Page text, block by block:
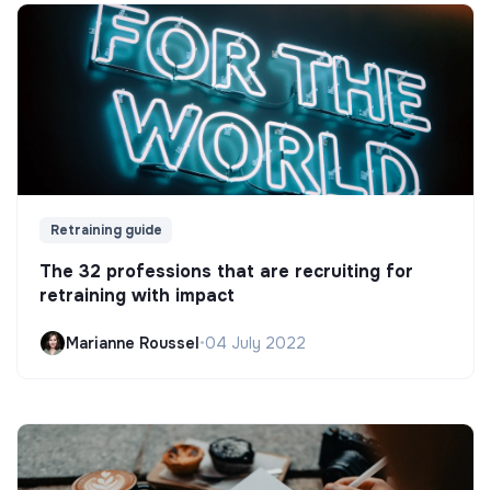
Retraining guide
The 32 professions that are recruiting for
retraining with impact
Marianne Roussel•04 July 2022